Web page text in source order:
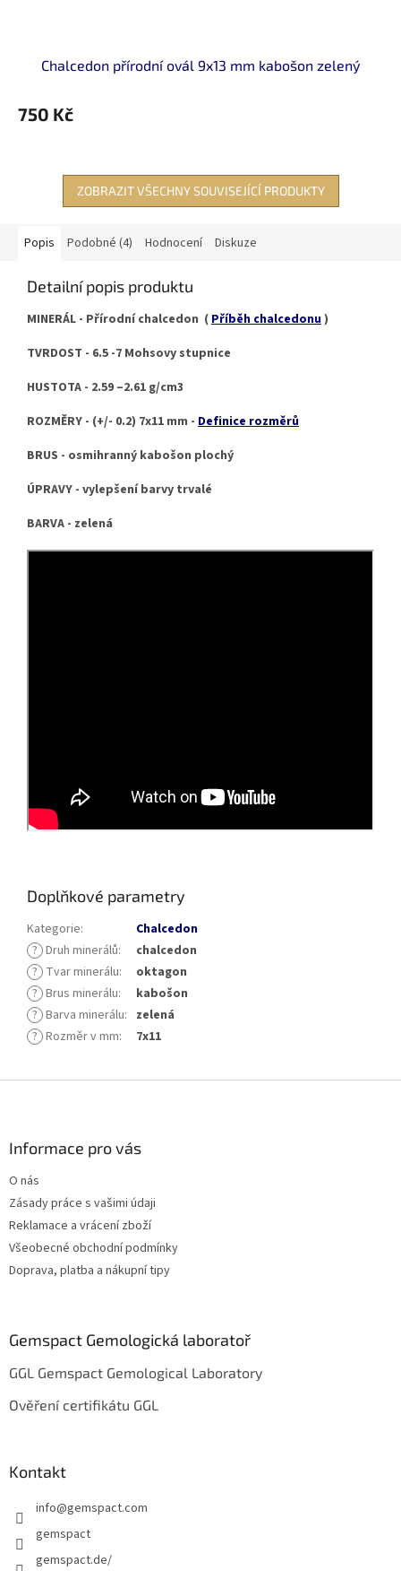
Chalcedon přírodní ovál 9x13 mm kabošon zelený
750 Kč
ZOBRAZIT VŠECHNY SOUVISEJÍCÍ PRODUKTY
Popis Podobné (4) Hodnocení Diskuze
Detailní popis produktu
MINERÁL - Přírodní chalcedon (Příběh chalcedonu)
TVRDOST - 6.5 -7 Mohsovy stupnice
HUSTOTA - 2.59 –2.61 g/cm3
ROZMĚRY - (+/- 0.2) 7x11 mm - Definice rozměrů
BRUS - osmihranný kabošon plochý
ÚPRAVY - vylepšení barvy trvalé
BARVA - zelená
Doplňkové parametry
Kategorie:
Chalcedon
? Druh minerálů:
chalcedon
? Tvar minerálu:
oktagon
? Brus minerálu:
kabošon
? Barva minerálu: zelená
? Rozměr v mm: 7x11
Informace pro vás
O nás
Zásady práce s vašimi údaji
Reklamace a vrácení zboží
Všeobecné obchodní podmínky
Doprava, platba a nákupní tipy
Gemspact Gemologická laboratoř
GGL Gemspact Gemological Laboratory
Ověření certifikátu GGL
Kontakt
info@gemspact.com
gemspact
gemspact.de/